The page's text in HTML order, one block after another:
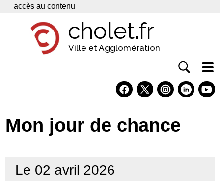
Panneau de gestion des cookies
accès au contenu
cholet.fr
Ville et Agglomération
Economie
Contacts
Mon jour de chance
Le 02 avril 2026